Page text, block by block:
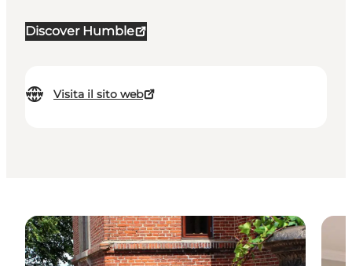
Discover Humble
Visita il sito web